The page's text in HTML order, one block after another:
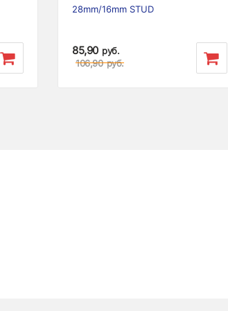
28mm/16mm STUD
85,90 руб.
106,90 руб.